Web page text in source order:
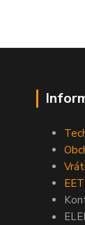
EET